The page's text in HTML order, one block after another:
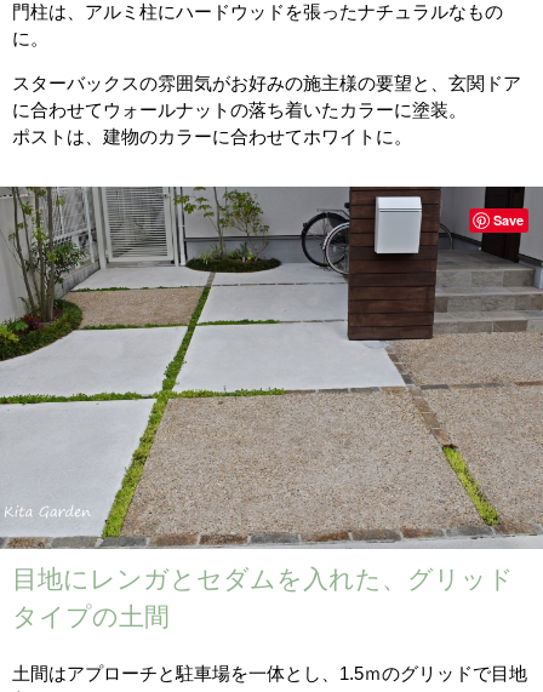
門柱は、アルミ柱にハードウッドを張ったナチュラルなもの
に。
スターバックスの雰囲気がお好みの施主様の要望と、玄関ドア
に合わせてウォールナットの落ち着いたカラーに塗装。
ポストは、建物のカラーに合わせてホワイトに。
目地にレンガとセダムを入れた、グリッド
タイプの土間
土間はアプローチと駐車場を一体とし、1.5ｍのグリッドで目地
Save